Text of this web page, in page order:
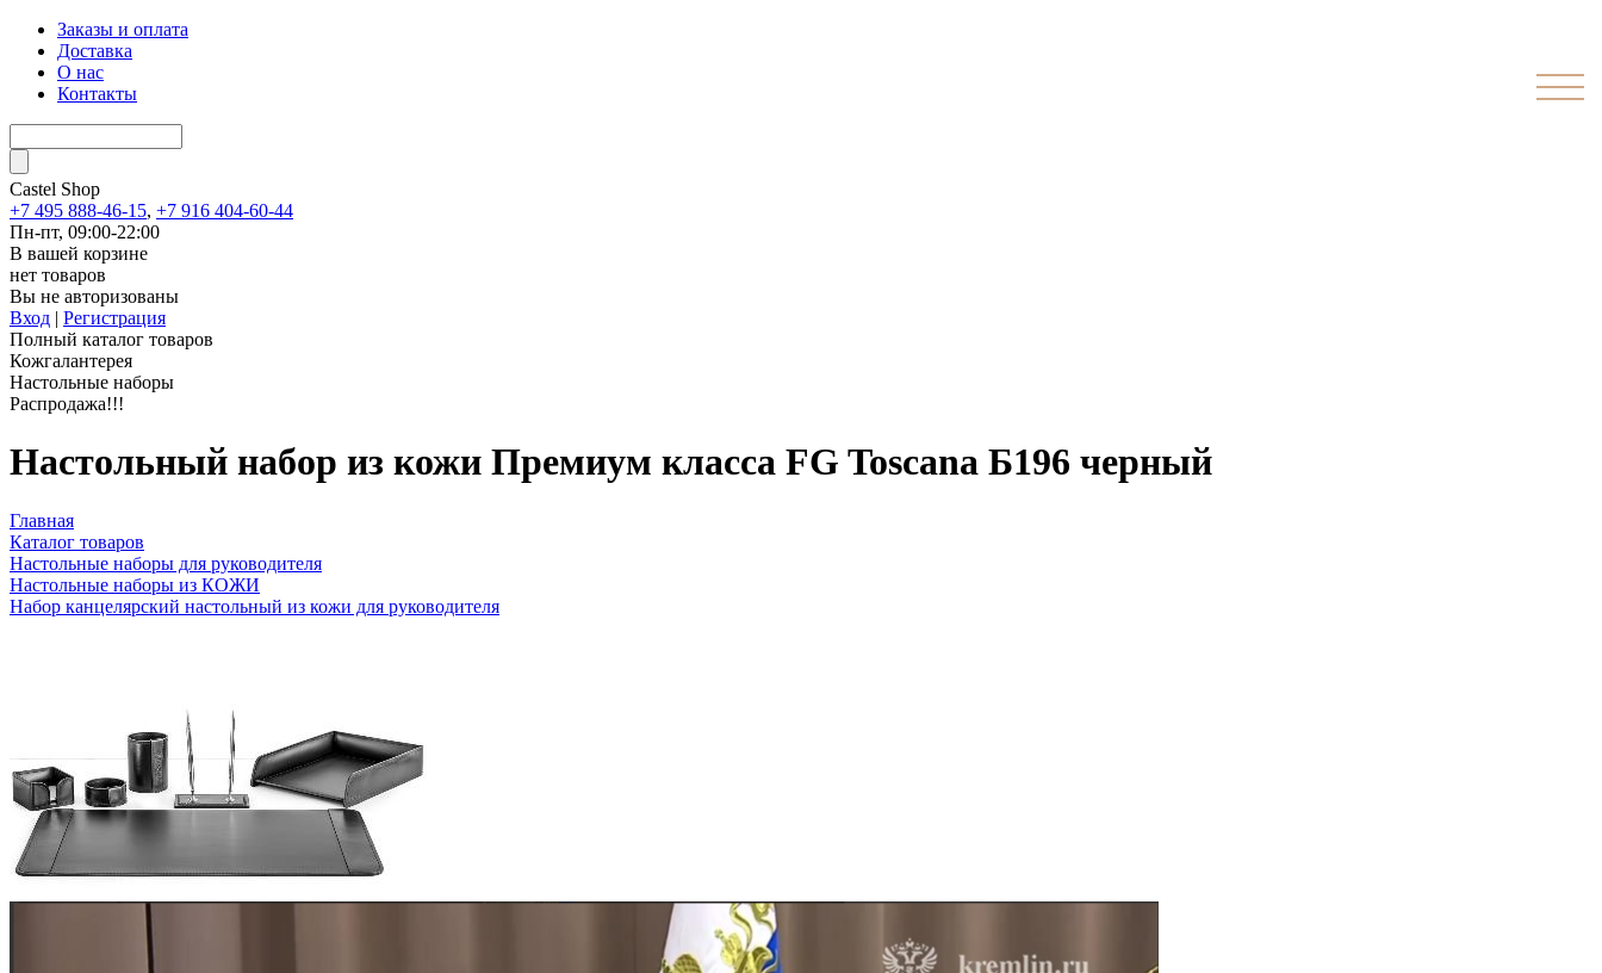
Заказы и оплата
Доставка
О нас
Контакты
Castel Shop
+7 495 888-46-15, +7 916 404-60-44
Пн-пт, 09:00-22:00
В вашей корзине
нет товаров
Вы не авторизованы
Вход | Регистрация
Полный каталог товаров
Кожгалантерея
Настольные наборы
Распродажа!!!
Настольный набор из кожи Премиум класса FG Toscana Б196 черный
Главная
Каталог товаров
Настольные наборы для руководителя
Настольные наборы из КОЖИ
Набор канцелярский настольный из кожи для руководителя